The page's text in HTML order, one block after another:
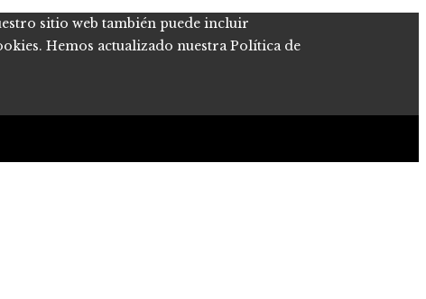
sitio web también puede incluir
Hemos actualizado nuestra Política de